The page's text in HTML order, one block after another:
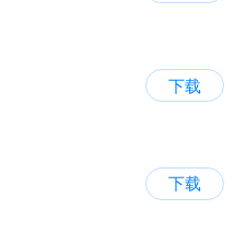
下载
下载